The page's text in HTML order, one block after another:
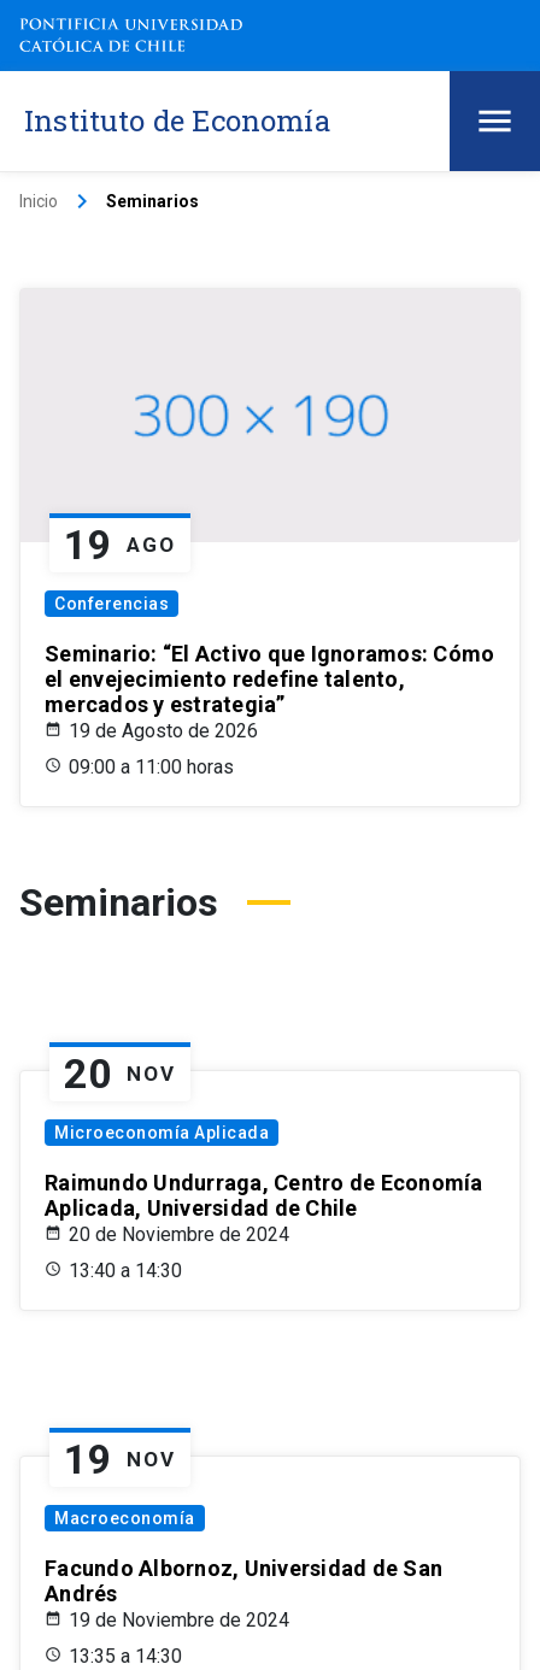
Instituto de Economía
Inicio keyboard_arrow_right Seminarios
19 AGO
Conferencias
Seminario: “El Activo que Ignoramos: Cómo
el envejecimiento redefine talento,
mercados y estrategia”
19 de Agosto de 2026
09:00 a 11:00 horas
Seminarios
20 NOV
Microeconomía Aplicada
Raimundo Undurraga, Centro de Economía
Aplicada, Universidad de Chile
20 de Noviembre de 2024
13:40 a 14:30
19 NOV
Macroeconomía
Facundo Albornoz, Universidad de San
Andrés
19 de Noviembre de 2024
13:35 a 14:30